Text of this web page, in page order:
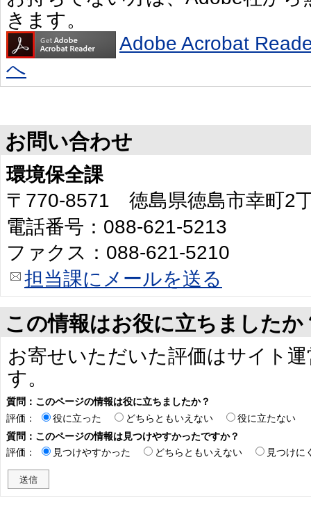
きます。
Adobe Acrobat
へ
お問い合わせ
環境保全課
〒770-8571 徳島県徳島市幸町2
電話番号：088-621-5213
ファクス：088-621-5210
担当課にメールを送る
この情報はお役に立ちましたか
お寄せいただいた評価はサイト
す。
質問：このページの情報は役に立ちましたか？
評価：
役に立った どちらともいえない
役に立たない
質問：このページの情報は見つけやすかったですか？
評価：
見つけやすかった どちらともいえない 見つけに